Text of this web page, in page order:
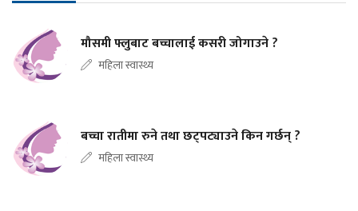
मौसमी फ्लुबाट बच्चालाई कसरी जोगाउने ?
महिला स्वास्थ्य
बच्चा रातीमा रुने तथा छट्पट्याउने किन गर्छन् ?
महिला स्वास्थ्य